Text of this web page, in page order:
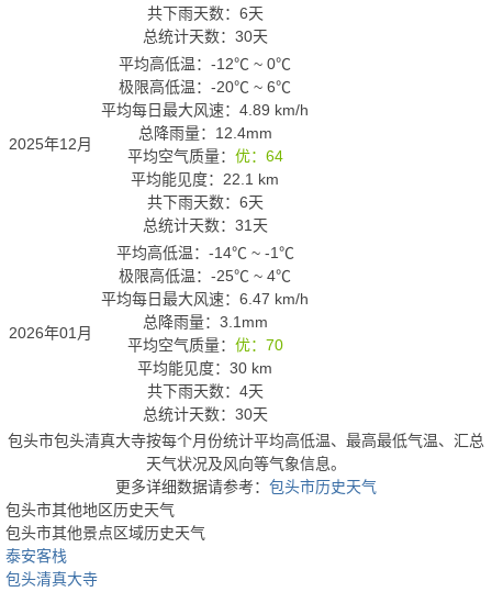
共下雨天数：6天
总统计天数：30天
2025年12月
平均高低温： -12℃ ~ 0℃
极限高低温： -20℃ ~ 6℃
平均每日最大风速：4.89 km/h
总降雨量：12.4mm
平均空气质量： 优：64
平均能见度：22.1 km
共下雨天数：6天
总统计天数：31天
2026年01月
平均高低温： -14℃ ~ -1℃
极限高低温： -25℃ ~ 4℃
平均每日最大风速：6.47 km/h
总降雨量：3.1mm
平均空气质量： 优：70
平均能见度：30 km
共下雨天数：4天
总统计天数：30天
包头市包头清真大寺按每个月份统计平均高低温、最高最低气温、汇总
天气状况及风向等气象信息。
更多详细数据请参考： 包头市历史天气
包头市其他地区历史天气
包头市其他景点区域历史天气
泰安客栈
包头清真大寺